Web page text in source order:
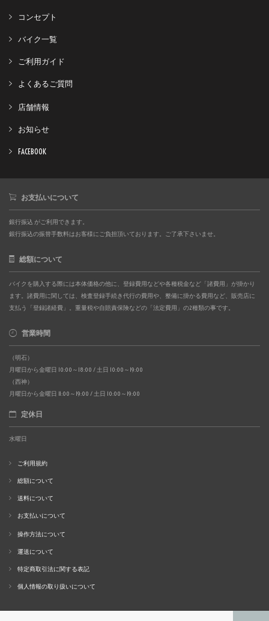
コンセプト
バイク一覧
ご利用ガイド
よくあるご質問
店舗情報
お知らせ
FACEBOOK
お支払いについて
銀行振込 がご利用できます。
銀行振込の振替手数料はお客様にご負担頂いております。ご了承下さいませ。
総額について
バイクを購入する際には本体価格の他に、登録費用などや各種税金など「諸費用」が掛かり
ます。諸費用に関しては、検査登録手続き代行の費用や、整備に掛かる費用など、販売店に
支払う「登録諸経費」。重量税や自賠責保険などの「法定費用」の2種類の事です。
営業時間
（明石）
月曜日から金曜日 10:00～18:00 / 土日 10:00～19:00
（西神）
月曜日から金曜日 11:00～19:00 / 土日 10:00～19:00
定休日
水曜日
ご利用規約
総額について
送料について
お支払いについて
操作方法について
運送について
特定商取引法に関する表記
個人情報の取り扱いについて